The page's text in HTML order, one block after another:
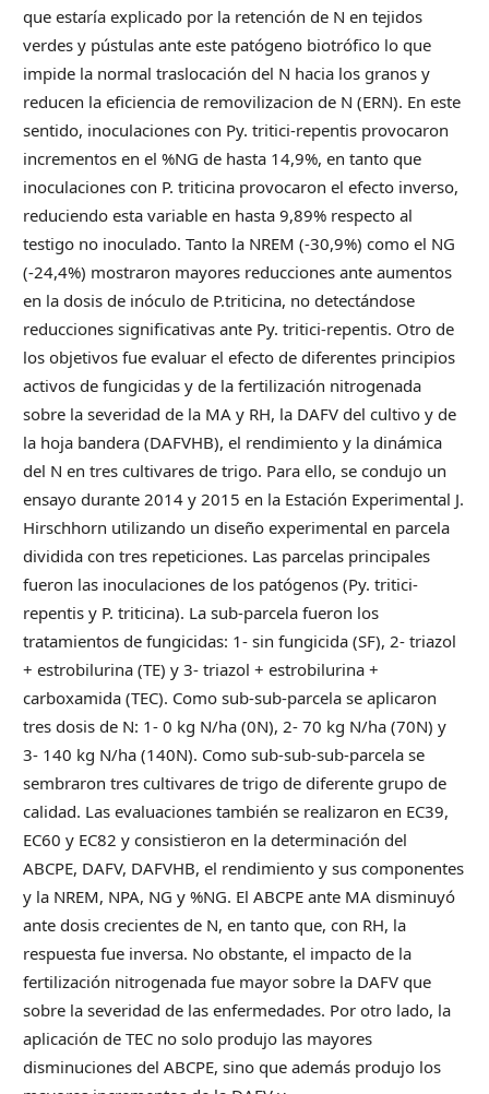
que estaría explicado por la retención de N en tejidos
verdes y pústulas ante este patógeno biotrófico lo que
impide la normal traslocación del N hacia los granos y
reducen la eficiencia de removilizacion de N (ERN). En este
sentido, inoculaciones con Py. tritici-repentis provocaron
incrementos en el %NG de hasta 14,9%, en tanto que
inoculaciones con P. triticina provocaron el efecto inverso,
reduciendo esta variable en hasta 9,89% respecto al
testigo no inoculado. Tanto la NREM (-30,9%) como el NG
(-24,4%) mostraron mayores reducciones ante aumentos
en la dosis de inóculo de P.triticina, no detectándose
reducciones significativas ante Py. tritici-repentis. Otro de
los objetivos fue evaluar el efecto de diferentes principios
activos de fungicidas y de la fertilización nitrogenada
sobre la severidad de la MA y RH, la DAFV del cultivo y de
la hoja bandera (DAFVHB), el rendimiento y la dinámica
del N en tres cultivares de trigo. Para ello, se condujo un
ensayo durante 2014 y 2015 en la Estación Experimental J.
Hirschhorn utilizando un diseño experimental en parcela
dividida con tres repeticiones. Las parcelas principales
fueron las inoculaciones de los patógenos (Py. tritici-
repentis y P. triticina). La sub-parcela fueron los
tratamientos de fungicidas: 1- sin fungicida (SF), 2- triazol
+ estrobilurina (TE) y 3- triazol + estrobilurina +
carboxamida (TEC). Como sub-sub-parcela se aplicaron
tres dosis de N: 1- 0 kg N/ha (0N), 2- 70 kg N/ha (70N) y
3- 140 kg N/ha (140N). Como sub-sub-sub-parcela se
sembraron tres cultivares de trigo de diferente grupo de
calidad. Las evaluaciones también se realizaron en EC39,
EC60 y EC82 y consistieron en la determinación del
ABCPE, DAFV, DAFVHB, el rendimiento y sus componentes
y la NREM, NPA, NG y %NG. El ABCPE ante MA disminuyó
ante dosis crecientes de N, en tanto que, con RH, la
respuesta fue inversa. No obstante, el impacto de la
fertilización nitrogenada fue mayor sobre la DAFV que
sobre la severidad de las enfermedades. Por otro lado, la
aplicación de TEC no solo produjo las mayores
disminuciones del ABCPE, sino que además produjo los